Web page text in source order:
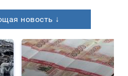
новость ↓